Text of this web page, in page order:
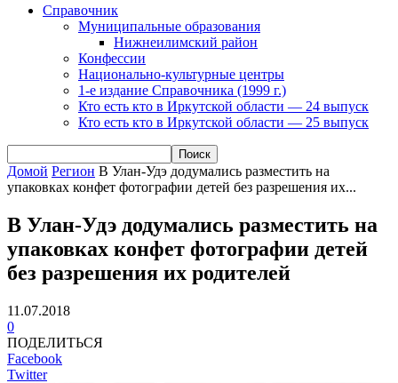
Справочник
Муниципальные образования
Нижнеилимский район
Конфессии
Национально-культурные центры
1-е издание Справочника (1999 г.)
Кто есть кто в Иркутской области — 24 выпуск
Кто есть кто в Иркутской области — 25 выпуск
Домой Регион В Улан-Удэ додумались разместить на
упаковках конфет фотографии детей без разрешения их...
В Улан-Удэ додумались разместить на
упаковках конфет фотографии детей
без разрешения их родителей
11.07.2018
0
ПОДЕЛИТЬСЯ
Facebook
Twitter